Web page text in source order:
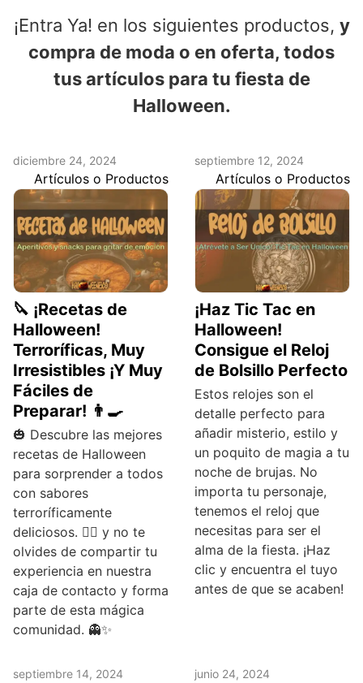
¡Entra Ya! en los siguientes productos, y
compra de moda o en oferta, todos
tus artículos para tu fiesta de
Halloween.
diciembre 24, 2024
Artículos o Productos
🔪 ¡Recetas de
Halloween!
Terroríficas, Muy
Irresistibles ¡Y Muy
Fáciles de
Preparar! 👨‍🍳
🎃 Descubre las mejores
recetas de Halloween
para sorprender a todos
con sabores
terroríficamente
deliciosos. 🧙‍♀️ y no te
olvides de compartir tu
experiencia en nuestra
caja de contacto y forma
parte de esta mágica
comunidad. 👻✨
septiembre 12, 2024
Artículos o Productos
¡Haz Tic Tac en
Halloween!
Consigue el Reloj
de Bolsillo Perfecto
Estos relojes son el
detalle perfecto para
añadir misterio, estilo y
un poquito de magia a tu
noche de brujas. No
importa tu personaje,
tenemos el reloj que
necesitas para ser el
alma de la fiesta. ¡Haz
clic y encuentra el tuyo
antes de que se acaben!
septiembre 14, 2024 junio 24, 2024